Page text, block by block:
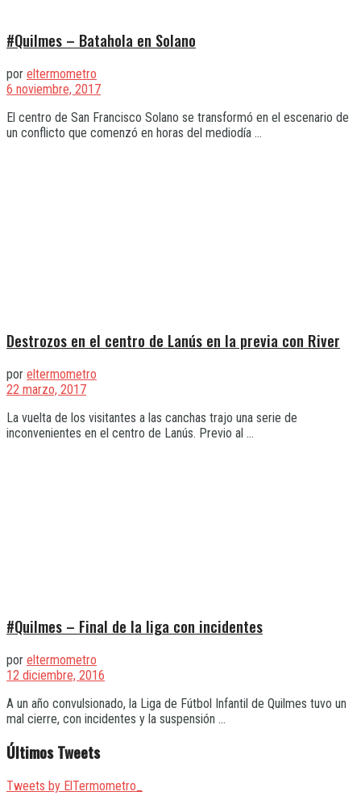
#Quilmes – Batahola en Solano
por eltermometro
6 noviembre, 2017
El centro de San Francisco Solano se transformó en el escenario de
un conflicto que comenzó en horas del mediodía ...
Destrozos en el centro de Lanús en la previa con River
por eltermometro
22 marzo, 2017
La vuelta de los visitantes a las canchas trajo una serie de
inconvenientes en el centro de Lanús. Previo al ...
#Quilmes – Final de la liga con incidentes
por eltermometro
12 diciembre, 2016
A un año convulsionado, la Liga de Fútbol Infantil de Quilmes tuvo un
mal cierre, con incidentes y la suspensión ...
Últimos Tweets
Tweets by ElTermometro_